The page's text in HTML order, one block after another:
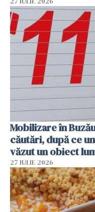
Mobilizare în
căutări, după ce
văzut un obiect
27 IULIE 2026